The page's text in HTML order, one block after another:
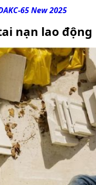
65 New 2025
nạn lao động